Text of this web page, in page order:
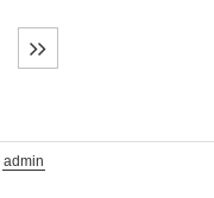
admin